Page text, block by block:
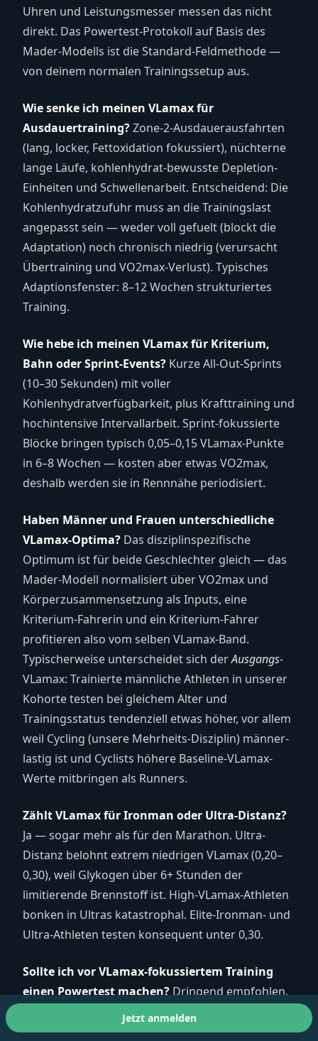
Uhren und Leistungsmesser messen das nicht
direkt. Das Powertest-Protokoll auf Basis des
Mader-Modells ist die Standard-Feldmethode —
von deinem normalen Trainingssetup aus.
Wie senke ich meinen VLamax für
Ausdauertraining?Zone-2-Ausdauerausfahrten
(lang, locker, Fettoxidation fokussiert), nüchterne
lange Läufe, kohlenhydrat-bewusste Depletion-
Einheiten und Schwellenarbeit. Entscheidend: Die
Kohlenhydratzufuhr muss an die Trainingslast
angepasst sein — weder voll gefuelt (blockt die
Adaptation) noch chronisch niedrig (verursacht
Übertraining und VO2max-Verlust). Typisches
Adaptionsfenster: 8–12 Wochen strukturiertes
Training.
Wie hebe ich meinen VLamax für Kriterium,
Bahn oder Sprint-Events? Kurze All-Out-Sprints
(10–30 Sekunden) mit voller
Kohlenhydratverfügbarkeit, plus Krafttraining und
hochintensive Intervallarbeit. Sprint-fokussierte
Blöcke bringen typisch 0,05–0,15 VLamax-Punkte
in 6–8 Wochen — kosten aber etwas VO2max,
deshalb werden sie in Rennnähe periodisiert.
Haben Männer und Frauen unterschiedliche
VLamax-Optima? Das disziplinspezifische
Optimum ist für beide Geschlechter gleich — das
Mader-Modell normalisiert über VO2max und
Körperzusammensetzung als Inputs, eine
Kriterium-Fahrerin und ein Kriterium-Fahrer
profitieren also vom selben VLamax-Band.
Typischerweise unterscheidet sich derAusgangs-
VLamax: Trainierte männliche Athleten in unserer
Kohorte testen bei gleichem Alter und
Trainingsstatus tendenziell etwas höher, vor allem
weil Cycling (unsere Mehrheits-Disziplin) männer-
lastig ist und Cyclists höhere Baseline-VLamax-
Werte mitbringen als Runners.
Zählt VLamax für Ironman oder Ultra-Distanz?
Ja — sogar mehr als für den Marathon. Ultra-
Distanz belohnt extrem niedrigen VLamax (0,20–
0,30), weil Glykogen über 6+ Stunden der
limitierende Brennstoff ist. High-VLamax-Athleten
bonken in Ultras katastrophal. Elite-Ironman- und
Ultra-Athleten testen konsequent unter 0,30.
Sollte ich vor VLamax-fokussiertem Training
einen Powertest machen?Dringend empfohlen.
Ohne Baseline rätst du, ob du rauf oder runter
musst. Ein Powertest gibt dir VO2max und VLamax
Jetzt anmelden